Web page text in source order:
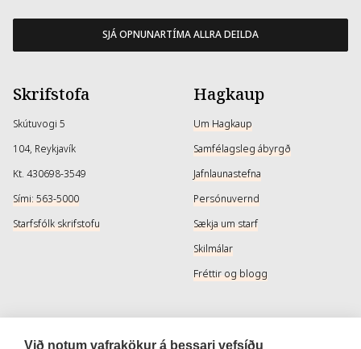
SJÁ OPNUNARTÍMA ALLRA DEILDA
Skrifstofa
Skútuvogi 5
104, Reykjavík
Kt. 430698-3549
Sími: 563-5000
Starfsfólk skrifstofu
Hagkaup
Um Hagkaup
Samfélagsleg ábyrgð
Jafnlaunastefna
Persónuvernd
Sækja um starf
Skilmálar
Fréttir og blogg
Þjónusta Samfélagsmiðlar
Við notum vafrakökur á þessari vefsíðu